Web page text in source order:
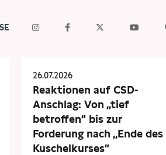
26.07.2026
Reaktionen auf CSD-
Anschlag: Von „tief
betroffen“ bis zur
Forderung nach „Ende des
Kuschelkurses“